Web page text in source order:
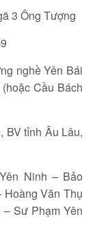
3 Ông Tượng
nghề Yên Bái
Cầu Bách
BV tỉnh Âu Lâu,
Ninh – Bảo
Văn Thụ
Sư Phạm Yên